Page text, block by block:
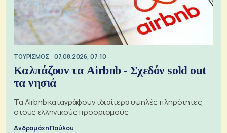
ΤΟΥΡΙΣΜΟΣ 07.08.2026, 07:10
Καλπάζουν τα Airbnb - Σχεδόν sold out
τα νησιά
Τα Airbnb καταγράφουν ιδιαίτερα υψηλές πληρότητες
στους ελληνικούς προορισμούς
Ανδρομάχη Παύλου